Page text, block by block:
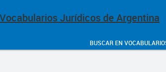
Jurídicos de Argentina
BUSCAR EN